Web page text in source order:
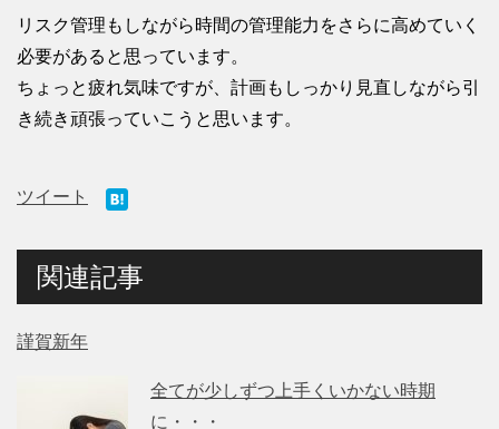
リスク管理もしながら時間の管理能力をさらに高めていく
必要があると思っています。
ちょっと疲れ気味ですが、計画もしっかり見直しながら引
き続き頑張っていこうと思います。
ツイート
関連記事
謹賀新年
全てが少しずつ上手くいかない時期
に・・・